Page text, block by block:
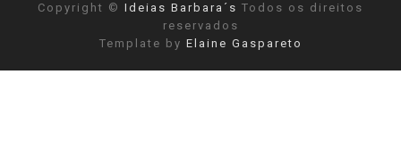
Copyright © Ideias Barbara´s Todos os direitos
reservados
Template by Elaine Gaspareto